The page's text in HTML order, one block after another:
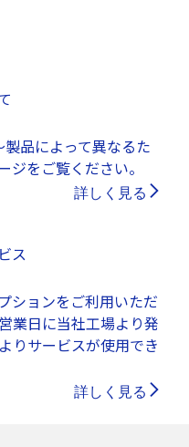
品によって異なるた
ジをご覧ください。
詳しく見る
ス
ションをご利用いただ
業日に当社工場より発
りサービスが使用でき
詳しく見る